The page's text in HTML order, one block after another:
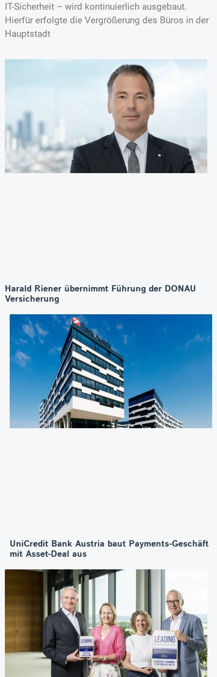
IT-Sicherheit – wird kontinuierlich ausgebaut.
Hierfür erfolgte die Vergrößerung des Büros in der
Hauptstadt
Harald Riener übernimmt Führung der DONAU
Versicherung
UniCredit Bank Austria baut Payments-Geschäft
mit Asset-Deal aus